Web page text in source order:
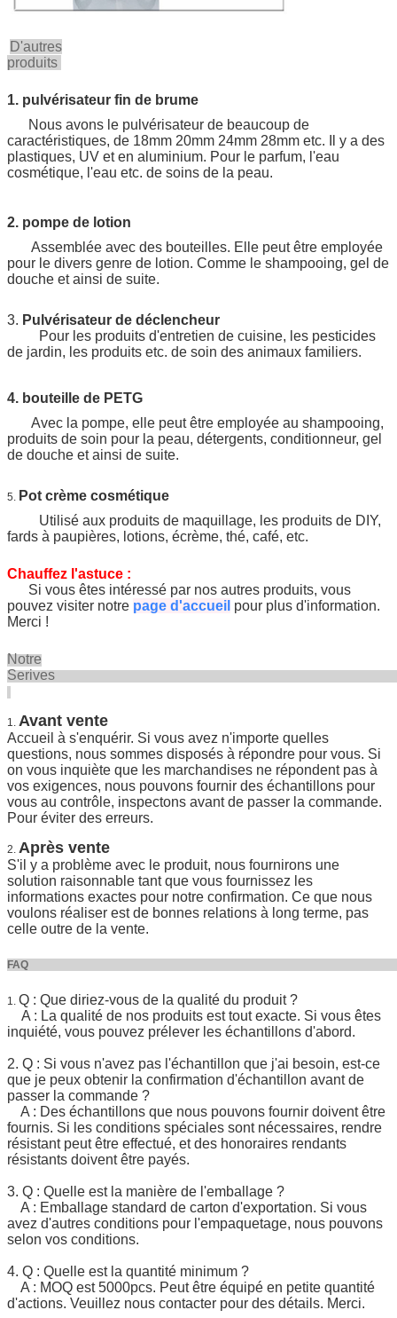
D'autres
produits
1. pulvérisateur fin de brume
Nous avons le pulvérisateur de beaucoup de
caractéristiques, de 18mm 20mm 24mm 28mm etc. Il y a des
plastiques, UV et en aluminium. Pour le parfum, l'eau
cosmétique, l'eau etc. de soins de la peau.
2. pompe de lotion
Assemblée avec des bouteilles. Elle peut être employée
pour le divers genre de lotion. Comme le shampooing, gel de
douche et ainsi de suite.
3. Pulvérisateur de déclencheur
Pour les produits d'entretien de cuisine, les pesticides
de jardin, les produits etc. de soin des animaux familiers.
4. bouteille de PETG
Avec la pompe, elle peut être employée au shampooing,
produits de soin pour la peau, détergents, conditionneur, gel
de douche et ainsi de suite.
5. Pot crème cosmétique
Utilisé aux produits de maquillage, les produits de DIY,
fards à paupières, lotions, écrème, thé, café, etc.
Chauffez l'astuce :
Si vous êtes intéressé par nos autres produits, vous
pouvez visiter notre page d'accueil pour plus d'information.
Merci !
Notre
1. Avant vente
Accueil à s'enquérir. Si vous avez n'importe quelles
questions, nous sommes disposés à répondre pour vous. Si
on vous inquiète que les marchandises ne répondent pas à
vos exigences, nous pouvons fournir des échantillons pour
vous au contrôle, inspectons avant de passer la commande.
Pour éviter des erreurs.
2. Après vente
S'il y a problème avec le produit, nous fournirons une
solution raisonnable tant que vous fournissez les
informations exactes pour notre confirmation. Ce que nous
voulons réaliser est de bonnes relations à long terme, pas
celle outre de la vente.
1. Q : Que diriez-vous de la qualité du produit ?
A : La qualité de nos produits est tout exacte. Si vous êtes
inquiété, vous pouvez prélever les échantillons d'abord.
2. Q : Si vous n'avez pas l'échantillon que j'ai besoin, est-ce
que je peux obtenir la confirmation d'échantillon avant de
passer la commande ?
A : Des échantillons que nous pouvons fournir doivent être
fournis. Si les conditions spéciales sont nécessaires, rendre
résistant peut être effectué, et des honoraires rendants
résistants doivent être payés.
3. Q : Quelle est la manière de l'emballage ?
A : Emballage standard de carton d'exportation. Si vous
avez d'autres conditions pour l'empaquetage, nous pouvons
selon vos conditions.
4. Q : Quelle est la quantité minimum ?
A : MOQ est 5000pcs. Peut être équipé en petite quantité
d'actions. Veuillez nous contacter pour des détails. Merci.